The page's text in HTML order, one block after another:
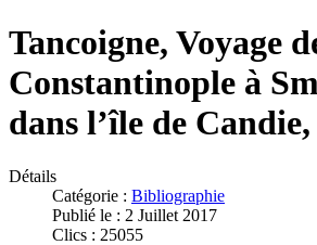
Tancoigne, Voyage
Constantinople à
dans l’île de Candie,
Détails
Catégorie : Bibliographie
Publié le : 2 Juillet 2017
Clics : 25055